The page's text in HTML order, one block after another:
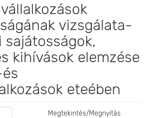
vizsgálata-
sajátosságok,
kihívások elemzése
eteében
Megtekintés/Megnyitás